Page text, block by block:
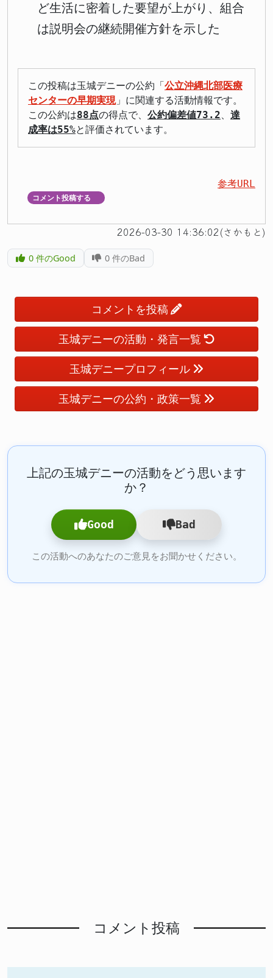
ど生活に密着した要望が上がり、組合
は説明会の継続開催方針を示した
この投稿は玉城デニーの公約「 公立沖縄北部医療
センターの早期実現」に関連する活動情報です。
この公約は88点の得点で、 公約偏差値73.2、 達
成率は55%と評価されています。
参考URL
コメント投稿する
2026-03-30 14:36:02(さかもと)
0件のGood 0 件のBad
コメントを投稿
玉城デニーの活動・発言一覧
玉城デニープロフィール
玉城デニーの公約・政策一覧
上記の玉城デニーの活動をどう思います
か？
Good Bad
この活動へのあなたのご意見をお聞かせください。
コメント投稿